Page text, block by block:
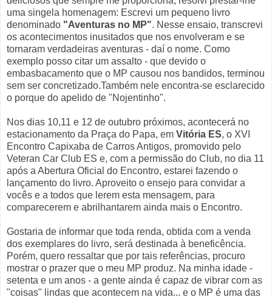
uma singela homenagem: Escrevi um pequeno livro
denominado "Aventuras no MP". Nesse ensaio, transcrevi
os acontecimentos inusitados que nos envolveram e se
tornaram verdadeiras aventuras - daí o nome. Como
exemplo posso citar um assalto - que devido o
embasbacamento que o MP causou nos bandidos, terminou
sem ser concretizado.Também nele encontra-se esclarecido
o porque do apelido de "Nojentinho".
Nos dias 10,11 e 12 de outubro próximos, acontecerá no
estacionamento da Praça do Papa, em Vitória ES, o XVI
Encontro Capixaba de Carros Antigos, promovido pelo
Veteran Car Club ES e, com a permissão do Club, no dia 11
após a Abertura Oficial do Encontro, estarei fazendo o
lançamento do livro. Aproveito o ensejo para convidar a
vocês e a todos que lerem esta mensagem, para
comparecerem e abrilhantarem ainda mais o Encontro.
Gostaria de informar que toda renda, obtida com a venda
dos exemplares do livro, será destinada à beneficência.
Porém, quero ressaltar que por tais referências, procuro
mostrar o prazer que o meu MP produz. Na minha idade -
setenta e um anos - a gente ainda é capaz de vibrar com as
"coisas" lindas que acontecem na vida... e o MP é uma das